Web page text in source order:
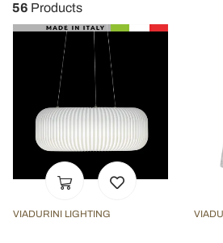
56 Products
VIADURINI LIGHTING